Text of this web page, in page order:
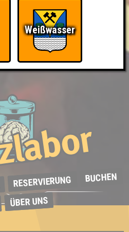
RESERVIERUNG BUCHEN
ÜBER UNS
Weißwasser